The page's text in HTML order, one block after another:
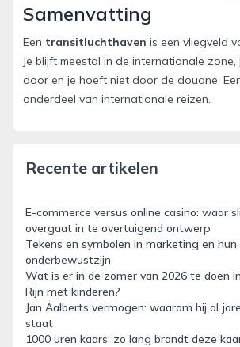
Samenvatting
Een transitluchthaven is een vliegveld
Je blijft meestal in de internationale
door en je hoeft niet door de douane.
onderdeel van internationale reizen.
Recente artikelen
E-commerce versus online casino: waar
overgaat in te overtuigend ontwerp
Tekens en symbolen in marketing en
onderbewustzijn
Wat is er in de zomer van 2026 te doen
Rijn met kinderen?
Jan Aalberts vermogen: waarom hij al
staat
1000 uren kaars: zo lang brandt deze